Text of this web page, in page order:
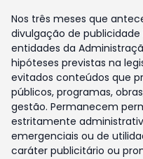
Nos três meses que
divulgação de
entidades da
hipóteses previstas na
evitados conteúdos que
públicos, programas,
gestão. Permanecem
estritamente
emergenciais ou de
caráter publicitário ou